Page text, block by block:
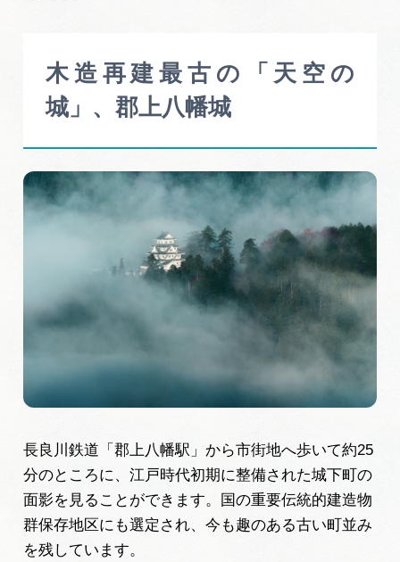
木造再建最古の「天空の
城」、郡上八幡城
長良川鉄道「郡上八幡駅」から市街地へ歩いて約25
分のところに、江戸時代初期に整備された城下町の
面影を見ることができます。国の重要伝統的建造物
群保存地区にも選定され、今も趣のある古い町並み
を残しています。